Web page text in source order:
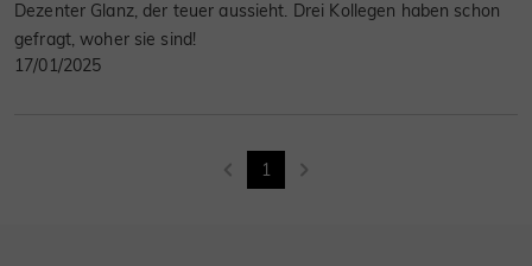
Dezenter Glanz, der teuer aussieht. Drei Kollegen haben schon
gefragt, woher sie sind!
17/01/2025
1